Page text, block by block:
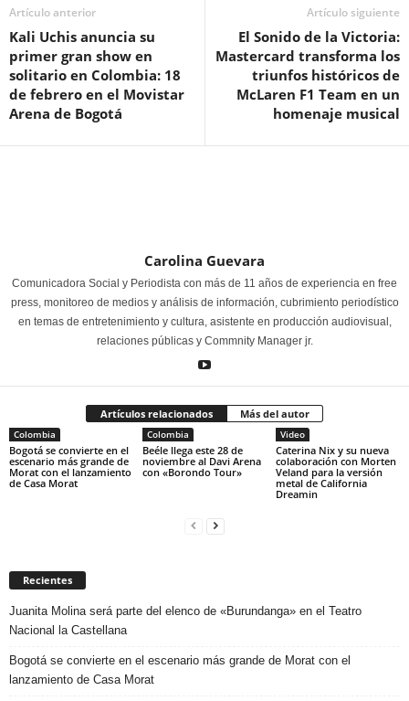
Artículo anterior
Kali Uchis anuncia su
primer gran show en
solitario en Colombia: 18
de febrero en el Movistar
Arena de Bogotá
Artículo siguiente
El Sonido de la Victoria:
Mastercard transforma los
triunfos históricos de
McLaren F1 Team en un
homenaje musical
Carolina Guevara
Comunicadora Social y Periodista con más de 11 años de experiencia en free
press, monitoreo de medios y análisis de información, cubrimiento periodístico
en temas de entretenimiento y cultura, asistente en producción audiovisual,
relaciones públicas y Commnity Manager jr.
Artículos relacionados Más del autor
Colombia
Bogotá se convierte en el
escenario más grande de
Morat con el lanzamiento
de Casa Morat
Colombia
Beéle llega este 28 de
noviembre al Davi Arena
con «Borondo Tour»
Video
Caterina Nix y su nueva
colaboración con Morten
Veland para la versión
metal de California
Dreamin
Recientes
Juanita Molina será parte del elenco de «Burundanga» en el Teatro
Nacional la Castellana
Bogotá se convierte en el escenario más grande de Morat con el
lanzamiento de Casa Morat